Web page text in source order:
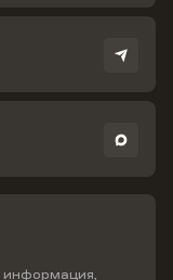
информация,